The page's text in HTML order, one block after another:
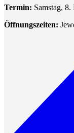
Termin: Samstag,
Öffnungszeiten: